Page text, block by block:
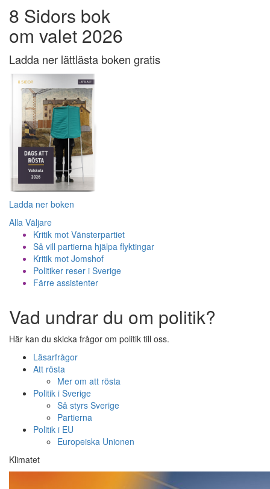
8 Sidors bok
om valet 2026
Ladda ner lättlästa boken gratis
Ladda ner boken
Alla Väljare
Kritik mot Vänsterpartiet
Så vill partierna hjälpa flyktingar
Kritik mot Jomshof
Politiker reser i Sverige
Färre assistenter
Vad undrar du om politik?
Här kan du skicka frågor om politik till oss.
Läsarfrågor
Att rösta
Mer om att rösta
Politik i Sverige
Så styrs Sverige
Partierna
Politik i EU
Europeiska Unionen
Klimatet